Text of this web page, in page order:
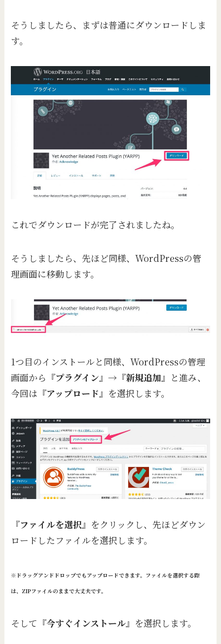
そうしましたら、まずは普通にダウンロードしま
す。
これでダウンロードが完了されましたね。
そうしましたら、先ほど同様、WordPressの管
理画面に移動します。
1つ目のインストールと同様、WordPressの管理
画面から『プラグイン』→『新規追加』と進み、
今回は『アップロード』を選択します。
『ファイルを選択』をクリックし、先ほどダウン
ロードしたファイルを選択します。
※ドラッグアンドドロップでもアップロードできます。 ファイルを選択する際
は、ZIPファイルのままで大丈夫です。
そして『今すぐインストール』を選択します。